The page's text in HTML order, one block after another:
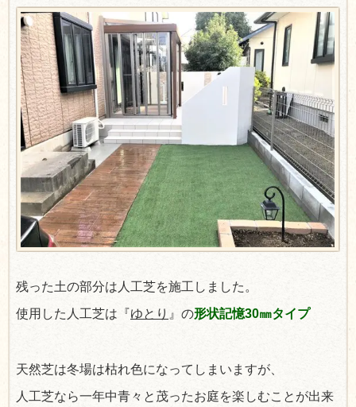
残った土の部分は人工芝を施工しました。
使用した人工芝は『ゆとり 』の形状記憶30㎜タイプ
天然芝は冬場は枯れ色になってしまいますが、
人工芝なら一年中青々と茂ったお庭を楽しむことが出来